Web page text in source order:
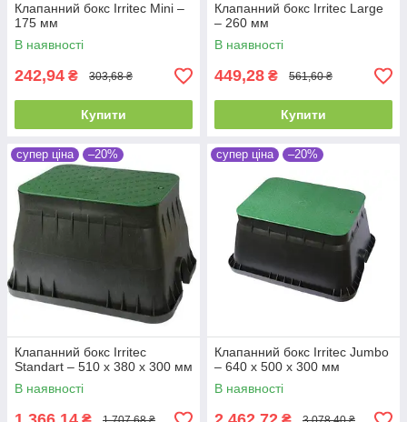
Клапанний бокс Irritec Mini –
175 мм
В наявності
242,94 ₴ 303,68 ₴
Купити
Клапанний бокс Irritec Large
– 260 мм
В наявності
449,28 ₴ 561,60 ₴
Купити
супер ціна –20%
Клапанний бокс Irritec
Standart – 510 х 380 х 300 мм
В наявності
супер ціна –20%
Клапанний бокс Irritec Jumbo
– 640 х 500 х 300 мм
В наявності